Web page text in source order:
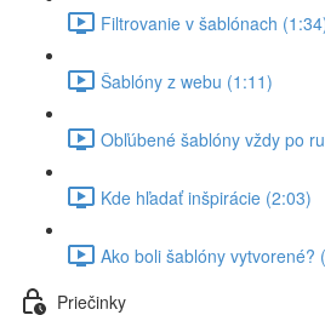
Filtrovanie v šablónach
Šablóny z webu (1:11)
Obľúbené šablóny vždy po
Kde hľadať inšpirácie (2:03)
Ako boli šablóny vytvorené?
Priečinky